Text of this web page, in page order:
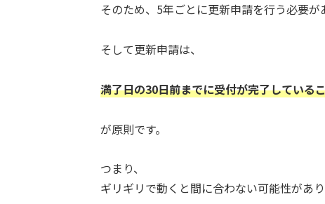
そのため、5年ごとに更新申請を行う必要が
そして更新申請は、
満了日の30日前までに受付が完了している
が原則です。
つまり、
ギリギリで動くと間に合わない可能性があり